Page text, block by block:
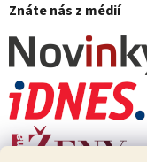
Znáte nás z médií